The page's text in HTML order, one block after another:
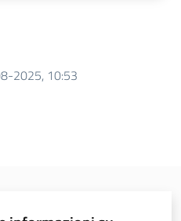
2025, 10:53